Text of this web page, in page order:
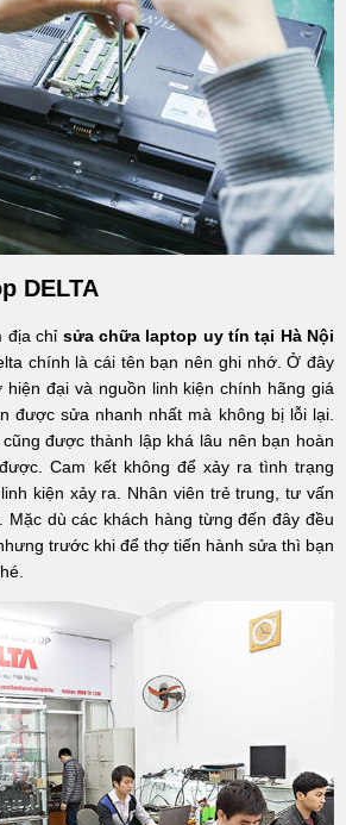
DELTA
địa chỉ sửa chữa laptop uy tín tại Hà Nội
chính là cái tên bạn nên ghi nhớ. Ở đây
đại và nguồn linh kiện chính hãng giá
được sửa nhanh nhất mà không bị lỗi lại.
được thành lập khá lâu nên bạn hoàn
Cam kết không để xảy ra tình trạng
kiện xảy ra. Nhân viên trẻ trung, tư vấn
Mặc dù các khách hàng từng đến đây đều
trước khi để thợ tiến hành sửa thì bạn